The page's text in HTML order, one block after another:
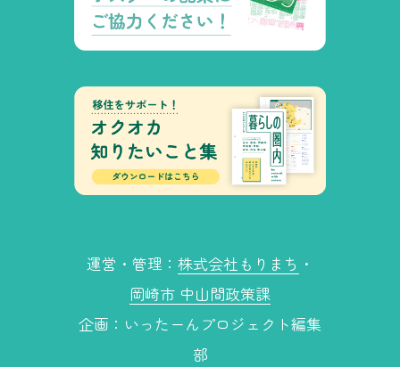
運営・管理： 株式会社もりまち ・
岡崎市 中山間政策課
企画：いったーんプロジェクト編集
部